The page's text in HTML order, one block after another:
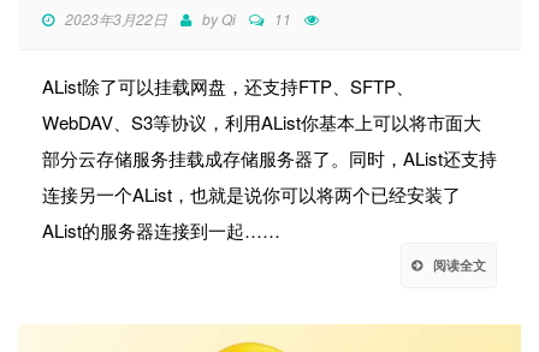
2023年3月22日 byQi 11
AList除了可以挂载网盘，还支持FTP、SFTP、
WebDAV、S3等协议，利用AList你基本上可以将市面大
部分云存储服务挂载成存储服务器了。同时，AList还支持
连接另一个AList，也就是说你可以将两个已经安装了
AList的服务器连接到一起……
阅读全文